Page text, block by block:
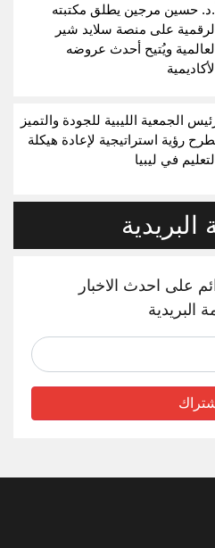
حسين مرجين يطلق مكتبته
على منصة سلايد شير
ويُتيح أحدث عروضه
الجمعية الليبية للجودة والتميز
رؤية استراتيجية لإعادة هيكلة
في ليبيا
البريدية
على احدث الاخبار
البريدية